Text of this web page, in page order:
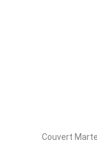
Couvert